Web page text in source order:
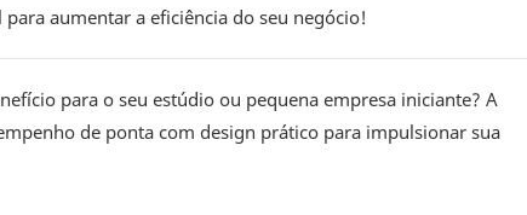
aumentar a eficiência do seu negócio!
para o seu estúdio ou pequena empresa iniciante? A
de ponta com design prático para impulsionar sua